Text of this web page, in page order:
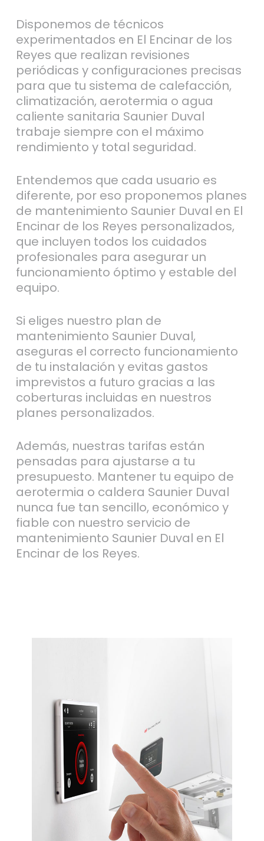
Disponemos de técnicos
experimentados en El Encinar de los
Reyes que realizan revisiones
periódicas y configuraciones precisas
para que tu sistema de calefacción,
climatización, aerotermia o agua
caliente sanitaria Saunier Duval
trabaje siempre con el máximo
rendimiento y total seguridad.
Entendemos que cada usuario es
diferente, por eso proponemos planes
de mantenimiento Saunier Duval en El
Encinar de los Reyes personalizados,
que incluyen todos los cuidados
profesionales para asegurar un
funcionamiento óptimo y estable del
equipo.
Si eliges nuestro plan de
mantenimiento Saunier Duval,
aseguras el correcto funcionamiento
de tu instalación y evitas gastos
imprevistos a futuro gracias a las
coberturas incluidas en nuestros
planes personalizados.
Además, nuestras tarifas están
pensadas para ajustarse a tu
presupuesto. Mantener tu equipo de
aerotermia o caldera Saunier Duval
nunca fue tan sencillo, económico y
fiable con nuestro servicio de
mantenimiento Saunier Duval en El
Encinar de los Reyes.